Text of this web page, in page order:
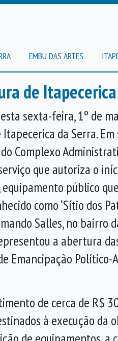
EMBU DAS ARTES
de
sexta-feira, 1º de
da Serra.
Complexo
que autoriza o
equipamento público
como ‘Sítio dos
Salles, no bairro
a abertura
Emancipação
de cerca de R$
à execução da